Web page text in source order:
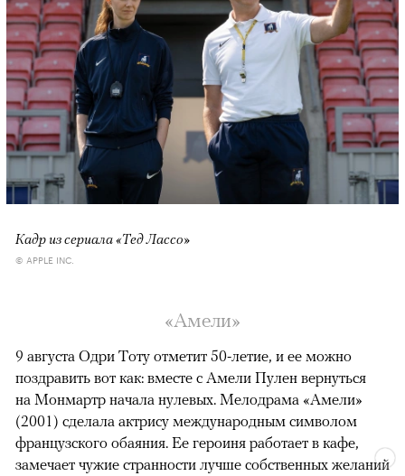
Кадр из сериала «Тед Лассо»
© APPLE INC.
«Амели»
9 августа Одри Тоту отметит 50-летие, и ее можно
поздравить вот как: вместе с Амели Пулен вернуться
на Монмартр начала нулевых. Мелодрама «Амели»
(2001) сделала актрису международным символом
французского обаяния. Ее героиня работает в кафе,
замечает чужие странности лучше собственных желаний